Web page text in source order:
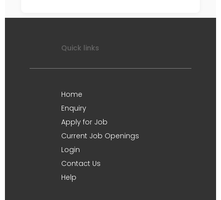
Quick links
Home
Enquiry
Apply for Job
Current Job Openings
Login
Contact Us
Help